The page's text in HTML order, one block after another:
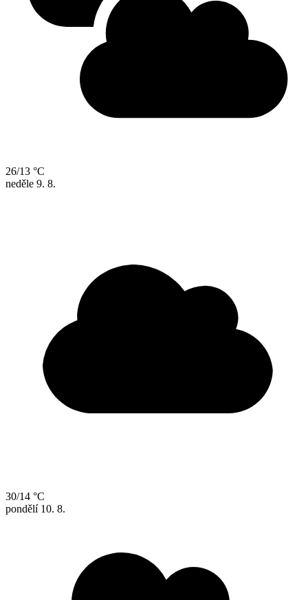
26/13 °C
neděle 9. 8.
30/14 °C
pondělí 10. 8.